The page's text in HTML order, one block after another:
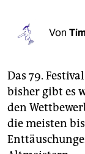
abo
epaper login
Von
Das 79.
bisher gibt es
den
die meisten